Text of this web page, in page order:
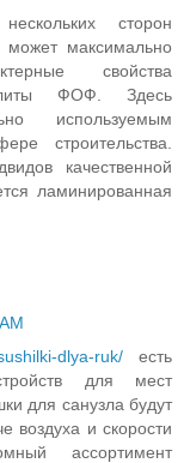
сторон
может максимально
свойства
ФОФ. Здесь
используемым
строительства.
качественной
ламинированная
dlya-ruk/ есть
для мест
для санузла будут
воздуха и скорости
ассортимент